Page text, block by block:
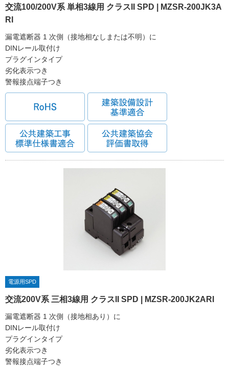
交流100/200V系 単相3線用 クラスII SPD | MZSR-200JK3A
RI
漏電遮断器 1 次側（接地相なしまたは不明）に
DINレール取付け
プラグインタイプ
劣化表示つき
警報接点端子つき
電源用SPD
交流200V系 三相3線用 クラスII SPD | MZSR-200JK2ARI
漏電遮断器 1 次側（接地相あり）に
DINレール取付け
プラグインタイプ
劣化表示つき
警報接点端子つき